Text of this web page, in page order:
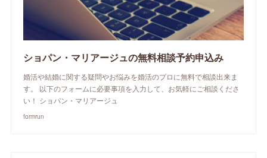
ショパン・マリアージュの無料相談予約申込み
婚活や結婚に関する疑問やお悩みを婚活のプロに無料で相談出来ま
す。 以下のフォームに必要事項を入力して、お気軽にご相談くださ
い！ ショパン・マリアージュ
formrun